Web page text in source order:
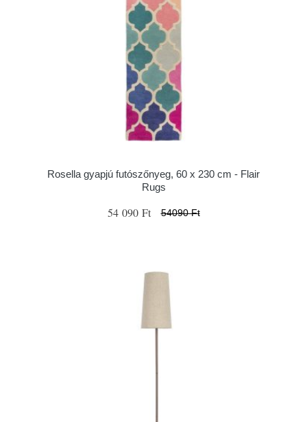
Rosella gyapjú futószőnyeg, 60 x 230 cm - Flair
Rugs
54 090 Ft 54090 Ft